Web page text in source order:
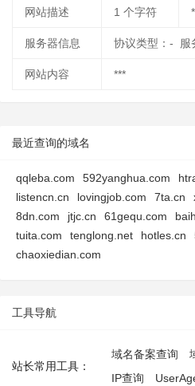
网站描述 1 个字符
服务器信息 协议类型：- 服
网站内容 ***
最近查询的域名
qqleba.com 592yanghua.com
listencn.cn
lovingjob.com 7ta.cn
8dn.com
jtjc.cn 61gequ.com
tuita.com
tenglong.net hotles.cn
chaoxiedian.com
工具导航
站长常用工具：
域名备案查询
IP查询